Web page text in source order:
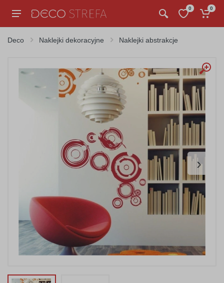
0 0
Deco Naklejki dekoracyjne Naklejki abstrakcje
›